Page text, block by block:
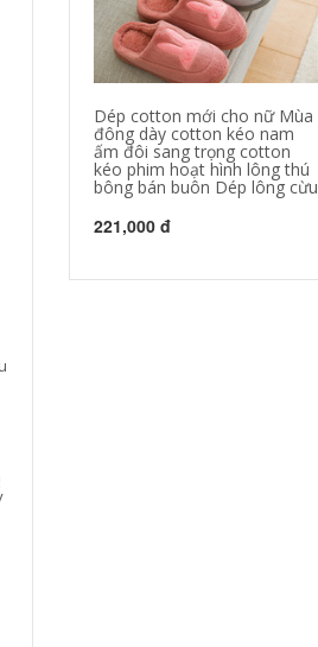
Dép cotton mới cho nữ Mùa
đông dày cotton kéo nam
ấm đôi sang trọng cotton
kéo phim hoạt hình lông thú
bông bán buôn Dép lông cừu
221,000 đ